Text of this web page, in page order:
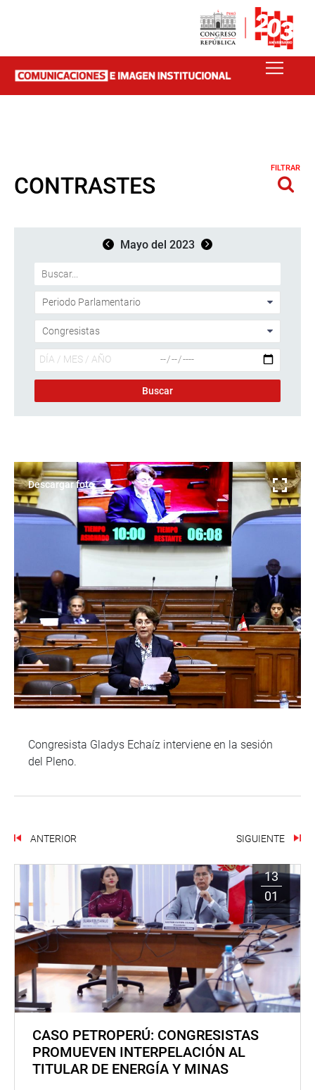
CONTRASTES
FILTRAR
Mayo del 2023
Descargar foto
Congresista Gladys Echaíz interviene en la sesión
del Pleno.
ANTERIOR SIGUIENTE
13
01
CASO PETROPERÚ: CONGRESISTAS
PROMUEVEN INTERPELACIÓN AL
TITULAR DE ENERGÍA Y MINAS